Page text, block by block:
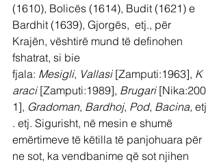
(1610), Bolicës (1614), Budit (1621) e
Bardhit (1639), Gjorgës,  etj., për
Krajën, vështirë mund të definohen
fshatrat, si bie
fjala: Mesigli, Vallasi [Zamputi:1963], K
araci [Zamputi:1989], Brugari [Nika:200
1], Gradoman, Bardhoj, Pod, Bacina, etj
. etj. Sigurisht, në mesin e shumë
emërtimeve të këtilla të panjohuara për
ne sot, ka vendbanime që sot njihen